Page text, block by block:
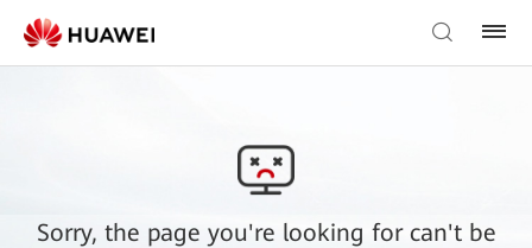
Sorry, the page you're looking for can't be